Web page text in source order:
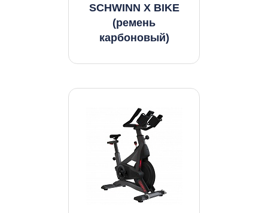
SCHWINN X BIKE
(ремень
карбоновый)